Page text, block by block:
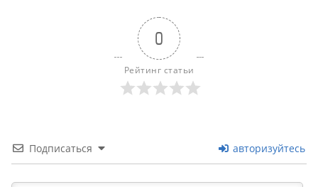
0
Рейтинг статьи
Подписаться авторизуйтесь